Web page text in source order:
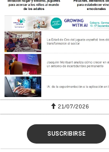
21/07/2026
SUSCRIBIRSE